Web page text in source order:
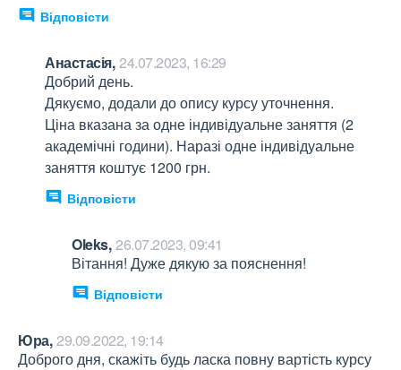
Відповісти
Анастасія, 24.07.2023, 16:29
Добрий день.
Дякуємо, додали до опису курсу уточнення.
Ціна вказана за одне індивідуальне заняття (2
академічні години). Наразі одне індивідуальне
заняття коштує 1200 грн.
Відповісти
Oleks, 26.07.2023, 09:41
Вітання! Дуже дякую за пояснення!
Відповісти
Юра, 29.09.2022, 19:14
Доброго дня, скажіть будь ласка повну вартість курсу